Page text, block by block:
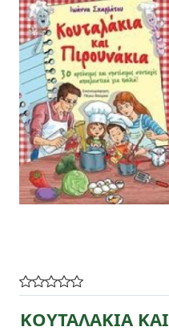
ΚΟΥΤΑΛΑΚΙΑ ΚΑΙ